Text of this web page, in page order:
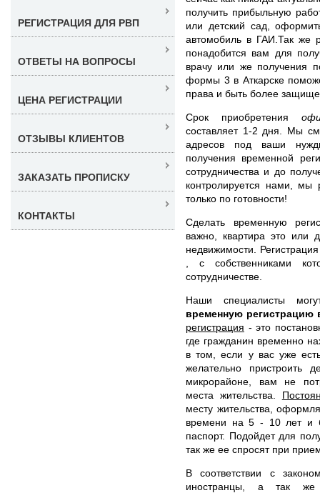
получить прибыльную
или детский сад,
автомобиль в ГАИ.Так же
понадобится вам для
врачу или же получения
формы 3 в Аткарске
права и быть более
Срок приобретения
составляет 1-2 дня. Мы
адресов под ваши
получения временной
сотрудничества и до
контролируется нами,
только по готовности!
Сделать временную
важно, квартира это или
недвижимости.
, с собственниками
сотрудничестве.
Наши специалисты
временную регистрацию
регистрация - это
где гражданин временно
в том, если у вас уже
желательно
микрорайоне, вам не
места жительства.
месту жительства,
времени на 5 - 10 лет и
паспорт. Подойдет для
так же ее спросят при
В соответствии с
иностранцы, а так же
РЕГИСТРАЦИЯ ДЛЯ РВП
ОТВЕТЫ НА ВОПРОСЫ
ЦЕНА РЕГИСТРАЦИИ
ОТЗЫВЫ КЛИЕНТОВ
ЗАКАЗАТЬ ПРОПИСКУ
КОНТАКТЫ